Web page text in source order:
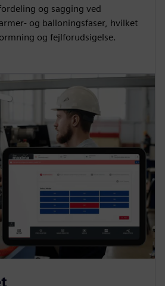
og sagging ved
og balloningsfaser, hvilket
og fejlforudsigelse.